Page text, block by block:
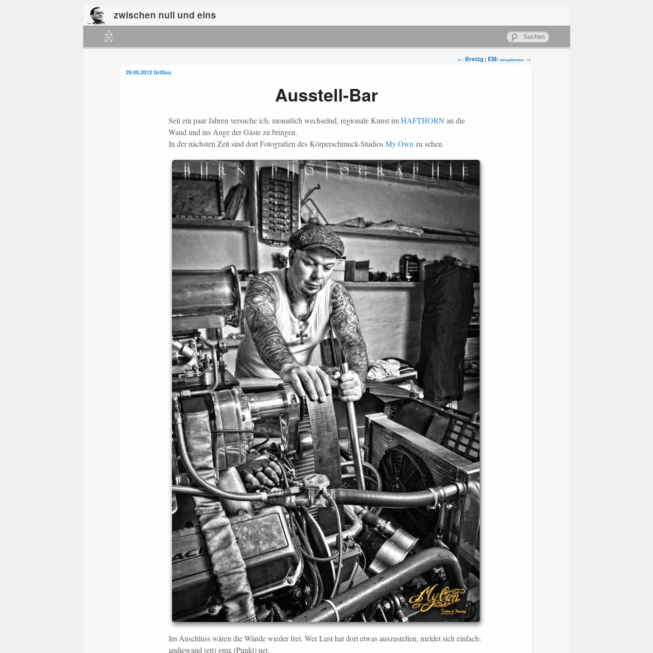
zwischen null und eins
Hauptmenü
Zum
Zum Suchen
← Bretzg | EM: kleingeschrieben →
Ausstell-Bar
29.05.2012 GriSou
Seit ein paar Jahren versuche ich, monatlich wechselnd, regionale Kunst imHAFTHORNan die
Wand und ins Auge der Gäste zu bringen.
In der nächsten Zeit sind dort Fotografien des Körperschmuck-StudiosMy Ownzu sehen.
Im Anschluss wären die Wände wieder frei. Wer Lust hat dort etwas auszustellen, meldet sich einfach:
andiewand (ett) gmx (Punkt) net.